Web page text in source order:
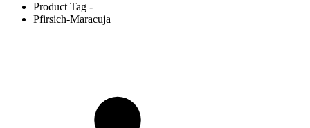
Product Tag -
Pfirsich-Maracuja